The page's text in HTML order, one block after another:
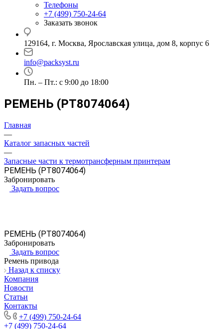
Телефоны
+7 (499) 750-24-64
Заказать звонок
129164, г. Москва, Ярославская улица, дом 8, корпус 6
info@packsyst.ru
Пн. – Пт.: с 9:00 до 18:00
РЕМЕНЬ (PT8074064)
Главная
—
Каталог запасных частей
—
Запасные части к термотрансферным принтерам
РЕМЕНЬ (PT8074064)
Забронировать
Задать вопрос
РЕМЕНЬ (PT8074064)
Забронировать
Задать вопрос
Ремень привода
Назад к списку
Компания
Новости
Статьи
Контакты
+7 (499) 750-24-64
+7 (499) 750-24-64